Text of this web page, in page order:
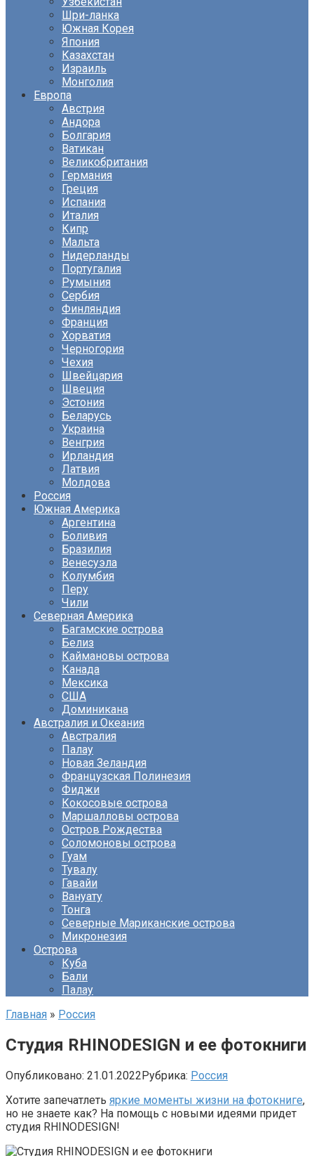
Шри-ланка
Южная Корея
Япония
Казахстан
Израиль
Монголия
Европа
Австрия
Андора
Болгария
Ватикан
Великобритания
Германия
Греция
Испания
Италия
Кипр
Мальта
Нидерланды
Португалия
Румыния
Сербия
Финляндия
Франция
Хорватия
Черногория
Чехия
Швейцария
Швеция
Эстония
Беларусь
Украина
Венгрия
Ирландия
Латвия
Молдова
Россия
Южная Америка
Аргентина
Боливия
Бразилия
Венесуэла
Колумбия
Перу
Чили
Северная Америка
Багамские острова
Белиз
Каймановы острова
Канада
Мексика
США
Доминикана
Австралия и Океания
Австралия
Палау
Новая Зеландия
Французская Полинезия
Фиджи
Кокосовые острова
Маршалловы острова
Остров Рождества
Соломоновы острова
Гуам
Тувалу
Гавайи
Вануату
Тонга
Северные Мариканские острова
Микронезия
Острова
Куба
Бали
Палау
Главная » Россия
Студия RHINODESIGN и ее фотокниги
Опубликовано: 21.01.2022Рубрика: Россия
Хотите запечатлеть яркие моменты жизни на фотокниге,
но не знаете как? На помощь с новыми идеями придет
студия RHINODESIGN!